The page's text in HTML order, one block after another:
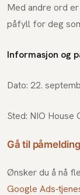
Med andre ord
påfyll for deg
Informasjon og
Dato: 22.
Sted: NIO House
Gå til påmelding
Ønsker du å nå
Google Ads-